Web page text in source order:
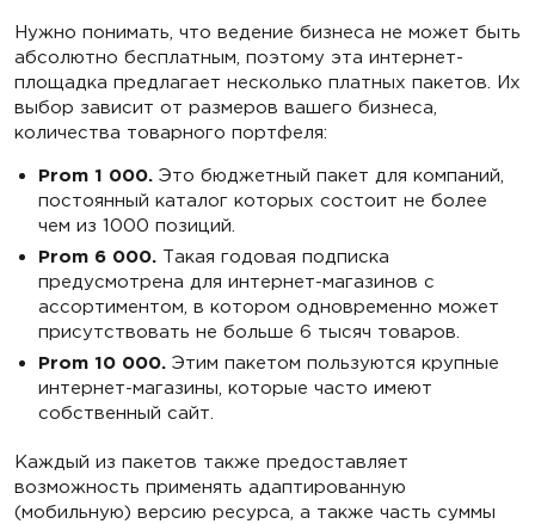
Нужно понимать, что ведение бизнеса не может быть
абсолютно бесплатным, поэтому эта интернет-
площадка предлагает несколько платных пакетов. Их
выбор зависит от размеров вашего бизнеса,
количества товарного портфеля:
Prom 1 000. Это бюджетный пакет для компаний,
постоянный каталог которых состоит не более
чем из 1000 позиций.
Prom 6 000. Такая годовая подписка
предусмотрена для интернет-магазинов с
ассортиментом, в котором одновременно может
присутствовать не больше 6 тысяч товаров.
Prom 10 000. Этим пакетом пользуются крупные
интернет-магазины, которые часто имеют
собственный сайт.
Каждый из пакетов также предоставляет
возможность применять адаптированную
(мобильную) версию ресурса, а также часть суммы